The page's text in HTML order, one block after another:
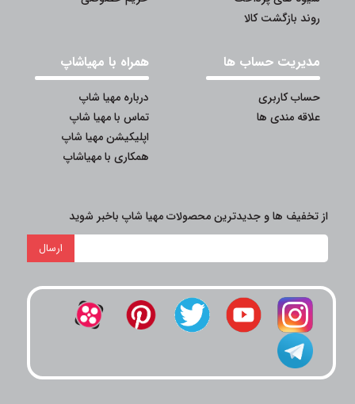
روند بازگشت کالا
مدیریت حساب ها
حساب کاربری
علاقه مندی ها
همراه با مهیاشاپ
درباره مهیا شاپ
تماس با مهیا شاپ
اپلیکیشن مهیا شاپ
همکاری با مهیاشاپ
از تخفیف ها و جدیدترین محصولات مهیا شاپ باخبر شوید